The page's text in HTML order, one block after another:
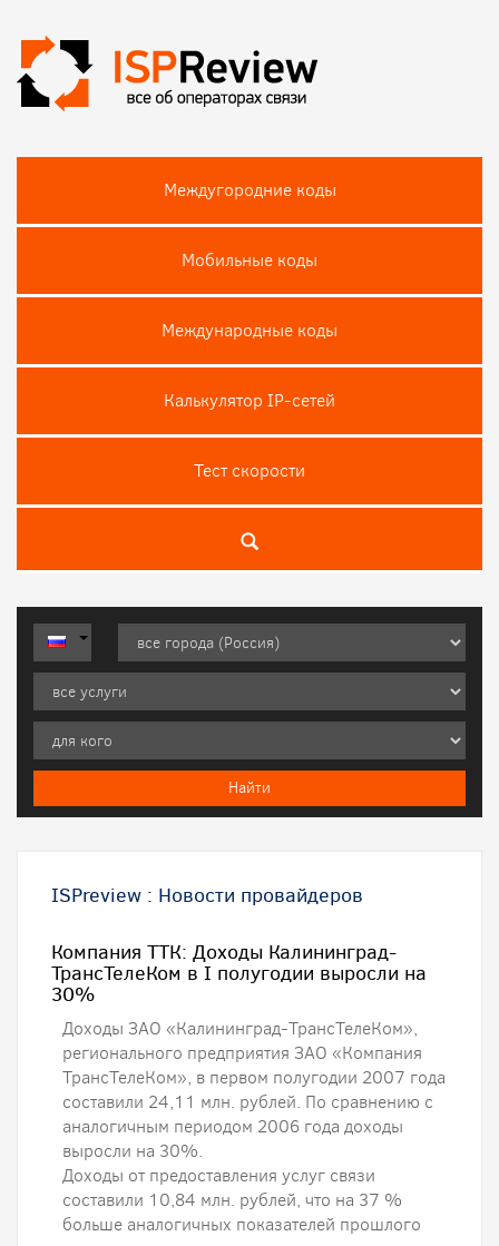
Междугородние коды
Мобильные коды
Международные коды
Калькулятор IP-сетей
Тест скороcти
ISPreview : Новости провайдеров
Компания ТТК: Доходы Калининград-
ТрансТелеКом в I полугодии выросли на
30%
Доходы ЗАО «Калининград-ТрансТелеКом»,
регионального предприятия ЗАО «Компания
ТрансТелеКом», в первом полугодии 2007 года
составили 24,11 млн. рублей. По сравнению с
аналогичным периодом 2006 года доходы
выросли на 30%.
Доходы от предоставления услуг связи
составили 10,84 млн. рублей, что на 37 %
больше аналогичных показателей прошлого